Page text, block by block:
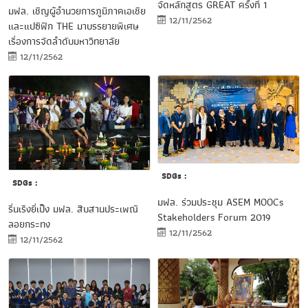
มฟล. เชิญผู้อำนวยการภูมิภาคเอเชีย
และแปซิฟิก THE มาบรรยายพิเศษ
เรื่องการจัดลำดับมหาวิทยาลัย
12/11/2562
จัดหลักสูตร GREAT ครั้งที่ 1
12/11/2562
SDGs :
รื่นเริงยี่เป็ง มฟล. สืบสานประเพณี
ลอยกระทง
12/11/2562
SDGs :
มฟล. ร่วมประชุม ASEM MOOCs
Stakeholders Forum 2019
12/11/2562